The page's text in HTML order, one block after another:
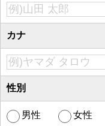
カナ
性別
男性 女性